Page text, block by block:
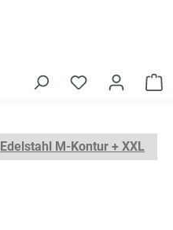
Edelstahl M-Kontur + XXL